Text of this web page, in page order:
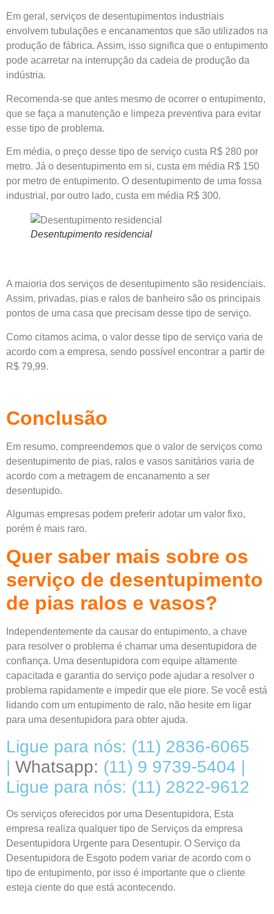
Em geral, serviços de desentupimentos industriais
envolvem tubulações e encanamentos que são utilizados na
produção de fábrica. Assim, isso significa que o entupimento
pode acarretar na interrupção da cadeia de produção da
indústria.
Recomenda-se que antes mesmo de ocorrer o entupimento,
que se faça a manutenção e limpeza preventiva para evitar
esse tipo de problema.
Em média, o preço desse tipo de serviço custa R$ 280 por
metro. Já o desentupimento em si, custa em média R$ 150
por metro de entupimento. O desentupimento de uma fossa
industrial, por outro lado, custa em média R$ 300.
Desentupimento residencial
A maioria dos serviços de desentupimento são residenciais.
Assim, privadas, pias e ralos de banheiro são os principais
pontos de uma casa que precisam desse tipo de serviço.
Como citamos acima, o valor desse tipo de serviço varia de
acordo com a empresa, sendo possível encontrar a partir de
R$ 79,99.
Conclusão
Em resumo, compreendemos que o valor de serviços como
desentupimento de pias, ralos e vasos sanitários varia de
acordo com a metragem de encanamento a ser
desentupido.
Algumas empresas podem preferir adotar um valor fixo,
porém é mais raro.
Quer saber mais sobre os
serviço de desentupimento
de pias ralos e vasos?
Independentemente da causar do entupimento, a chave
para resolver o problema é chamar uma desentupidora de
confiança. Uma desentupidora com equipe altamente
capacitada e garantia do serviço pode ajudar a resolver o
problema rapidamente e impedir que ele piore. Se você está
lidando com um entupimento de ralo, não hesite em ligar
para uma desentupidora para obter ajuda.
Ligue para nós: (11) 2836-6065
| Whatsapp: (11) 9 9739-5404 |
Ligue para nós: (11) 2822-9612
Os serviços oferecidos por uma Desentupidora, Esta
empresa realiza qualquer tipo de Serviços da empresa
Desentupidora Urgente para Desentupir. O Serviço da
Desentupidora de Esgoto podem variar de acordo com o
tipo de entupimento, por isso é importante que o cliente
esteja ciente do que está acontecendo.